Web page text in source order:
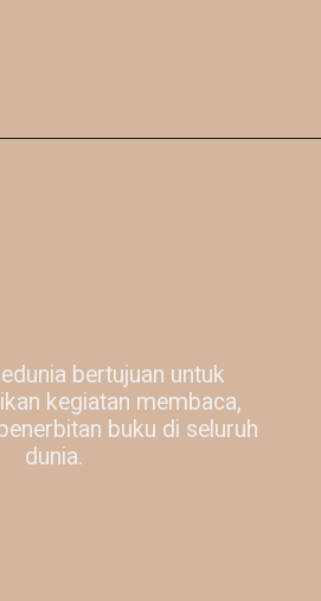
bertujuan untuk
kegiatan membaca,
buku di seluruh
dunia.